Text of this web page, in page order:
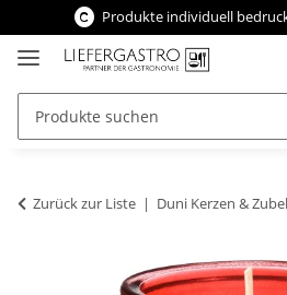
Produkte individuell
Zurück zur Liste Duni Kerzen &